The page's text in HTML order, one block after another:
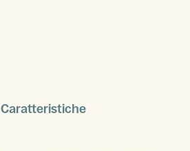
Caratteristiche